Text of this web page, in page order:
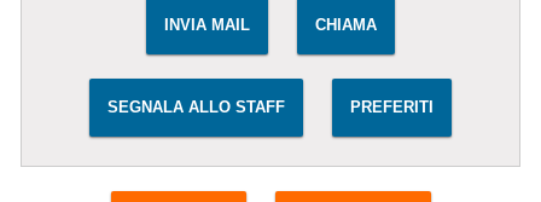
INVIA MAIL CHIAMA
SEGNALA ALLO STAFF PREFERITI